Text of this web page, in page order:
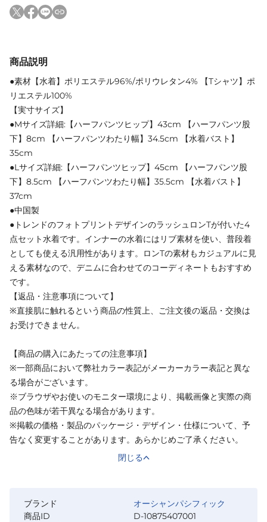
商品説明
●素材【水着】ポリエステル96%/ポリウレタン4% 【Tシャツ】ポ
リエステル100%
【実寸サイズ】
●Mサイズ詳細:【ハーフパンツヒップ】43cm 【ハーフパンツ股
下】8cm 【ハーフパンツわたり幅】34.5cm 【水着バスト】
35cm
●Lサイズ詳細:【ハーフパンツヒップ】45cm 【ハーフパンツ股
下】8.5cm 【ハーフパンツわたり幅】35.5cm 【水着バスト】
37cm
●中国製
●トレンドのフォトプリントデザインのラッシュロンTが付いた4
点セット水着です。インナーの水着にはリブ素材を使い、普段着
としても使える汎用性があります。ロンTの素材もカジュアルに見
える素材なので、デニムに合わせてのコーディネートもおすすめ
です。
【返品・注意事項について】
※直接肌に触れるという商品の性質上、ご注文後の返品・交換は
お受けできません。
【商品の購入にあたっての注意事項】
※一部商品において弊社カラー表記がメーカーカラー表記と異な
る場合がございます。
※ブラウザやお使いのモニター環境により、掲載画像と実際の商
品の色味が若干異なる場合があります。
※掲載の価格・製品のパッケージ・デザイン・仕様について、予
告なく変更することがあります。あらかじめご了承ください。
閉じる
ブランド
オーシャンパシフィック
商品ID
D-10875407001